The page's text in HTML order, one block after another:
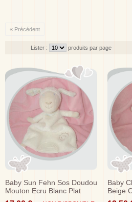
« Précédent
Lister : produits par page
Baby Sun Fehn Sos Doudou
Mouton Ecru Blanc Plat
Dentition
Baby
Beige